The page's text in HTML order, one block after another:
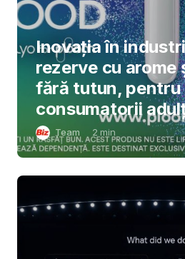
Inovația în
rezerve cu arome
fără tutun, pentru
consumatorii
Team 2 min